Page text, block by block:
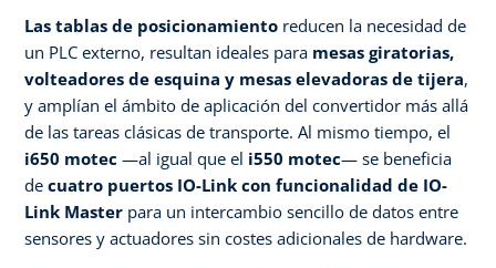
Las tablas de posicionamiento reducen la necesidad de
un PLC externo, resultan ideales para mesas giratorias,
volteadores de esquina y mesas elevadoras de tijera,
y amplían el ámbito de aplicación del convertidor más allá
de las tareas clásicas de transporte.​ Al mismo tiempo, el
i650 motec —al igual que el i550 motec— se beneficia
de cuatro puertos IO-Link con funcionalidad de IO-
Link Master para un intercambio sencillo de datos entre
sensores y actuadores sin costes adicionales de hardware.​